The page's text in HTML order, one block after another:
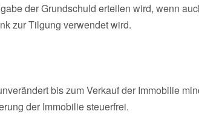
der Grundschuld erteilen wird, wenn
zur Tilgung verwendet wird.
bis zum Verkauf der Immobilie
der Immobilie steuerfrei.